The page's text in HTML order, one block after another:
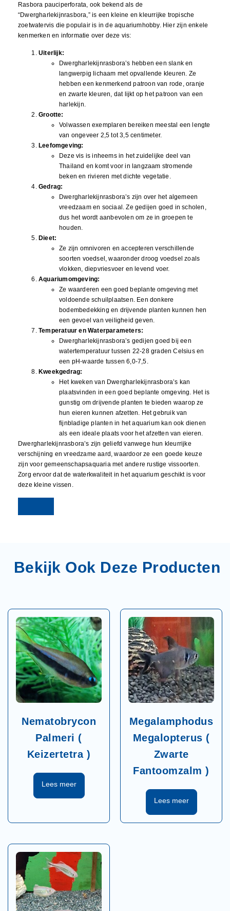
Rasbora pauciperforata, ook bekend als de
“Dwergharlekijnrasbora,” is een kleine en kleurrijke tropische
zoetwatervis die populair is in de aquariumhobby. Hier zijn enkele
kenmerken en informatie over deze vis:
Uiterlijk:
Dwergharlekijnrasbora’s hebben een slank en
langwerpig lichaam met opvallende kleuren. Ze
hebben een kenmerkend patroon van rode, oranje
en zwarte kleuren, dat lijkt op het patroon van een
harlekijn.
Grootte:
Volwassen exemplaren bereiken meestal een lengte
van ongeveer 2,5 tot 3,5 centimeter.
Leefomgeving:
Deze vis is inheems in het zuidelijke deel van
Thailand en komt voor in langzaam stromende
beken en rivieren met dichte vegetatie.
Gedrag:
Dwergharlekijnrasbora’s zijn over het algemeen
vreedzaam en sociaal. Ze gedijen goed in scholen,
dus het wordt aanbevolen om ze in groepen te
houden.
Dieet:
Ze zijn omnivoren en accepteren verschillende
soorten voedsel, waaronder droog voedsel zoals
vlokken, diepvriesvoer en levend voer.
Aquariumomgeving:
Ze waarderen een goed beplante omgeving met
voldoende schuilplaatsen. Een donkere
bodembedekking en drijvende planten kunnen hen
een gevoel van veiligheid geven.
Temperatuur en Waterparameters:
Dwergharlekijnrasbora’s gedijen goed bij een
watertemperatuur tussen 22-28 graden Celsius en
een pH-waarde tussen 6,0-7,5.
Kweekgedrag:
Het kweken van Dwergharlekijnrasbora’s kan
plaatsvinden in een goed beplante omgeving. Het is
gunstig om drijvende planten te bieden waarop ze
hun eieren kunnen afzetten. Het gebruik van
fijnbladige planten in het aquarium kan ook dienen
als een ideale plaats voor het afzetten van eieren.
Dwergharlekijnrasbora’s zijn geliefd vanwege hun kleurrijke
verschijning en vreedzame aard, waardoor ze een goede keuze
zijn voor gemeenschapsaquaria met andere rustige vissoorten.
Zorg ervoor dat de waterkwaliteit in het aquarium geschikt is voor
deze kleine vissen.
Nematobrycon
Palmeri (
Keizertetra )
Megalamphodus
Megalopterus (
Zwarte
Fantoomzalm )